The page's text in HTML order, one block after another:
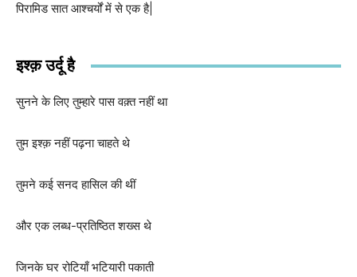
पिरामिड सात आश्चर्यों में से एक है|
इश्क़ उर्दू है
सुनने के लिए तुम्हारे पास वक़्त नहीं था
तुम इश्क़ नहीं पढ़ना चाहते थे
तुमने कई सनद हासिल की थीं
और एक लब्ध-प्रतिष्ठित शख्स थे
जिनके घर रोटियाँ भटियारी पकाती